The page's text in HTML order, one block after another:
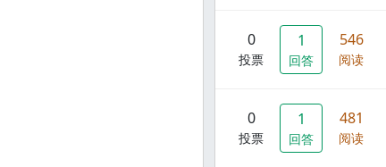
0
投票
1
回答
546
阅读
0
投票
1
回答
481
阅读